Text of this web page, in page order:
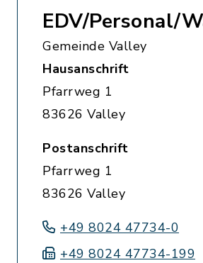
EDV/Personal/
Gemeinde Valley
Hausanschrift
Pfarrweg 1
83626 Valley
Postanschrift
Pfarrweg 1
83626 Valley
+49 8024 47734-0
+49 8024 47734-199